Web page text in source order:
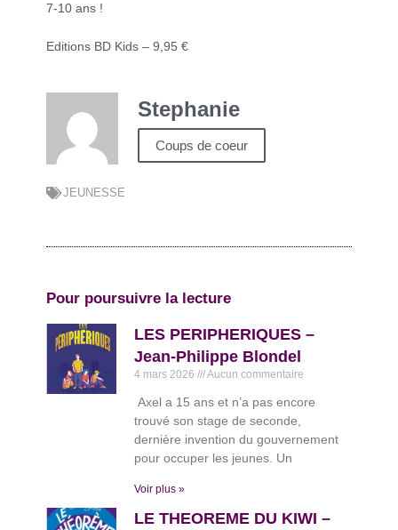
7-10 ans !
Editions BD Kids – 9,95 €
Stephanie
Coups de coeur
JEUNESSE
Pour poursuivre la lecture
LES PERIPHERIQUES –
Jean-Philippe Blondel
4 mars 2026 Aucun commentaire
Axel a 15 ans et n’a pas encore
trouvé son stage de seconde,
dernière invention du gouvernement
pour occuper les jeunes. Un
Voir plus »
LE THEOREME DU KIWI –